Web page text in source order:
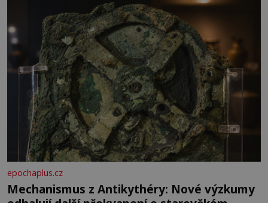
epochaplus.cz
Mechanismus z Antikythéry: Nové výzkumy